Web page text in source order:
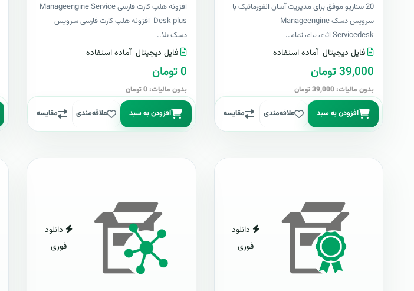
20 سناریو موفق برای مدیریت آسان انفورماتیک با
سرویس دسک Manageengine
Servicedesk اثری برای تمام..
فایل دیجیتال آماده استفاده
39,000 تومان
بدون مالیات: 39,000 تومان
افزودن به سبد علاقه‌مندی مقایسه
افزونه هلپ کارت فارسی Manageengine Service
Desk plus افزونه هلپ کارت فارسی سرویس
دسک پلا..
فایل دیجیتال آماده استفاده
0 تومان
بدون مالیات: 0 تومان
افزودن به سبد علاقه‌مندی مقایسه
دانلود
فوری
دانلود
فوری